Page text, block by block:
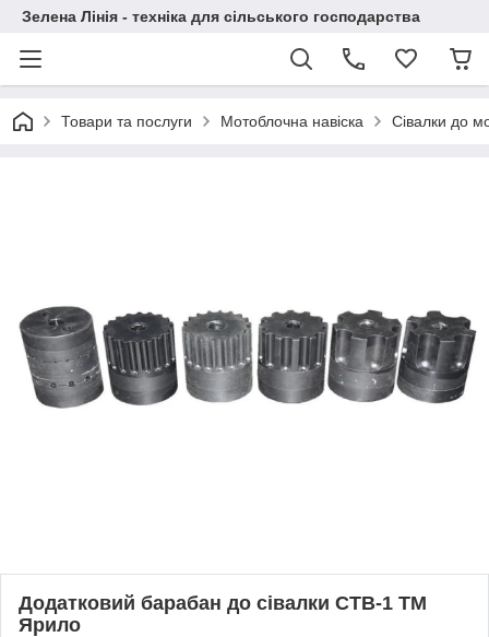
Зелена Лінія - техніка для сільського господарства
Товари та послуги Мотоблочна навіска Сівалки до
Додатковий барабан до сівалки СТВ-1 ТМ
Ярило